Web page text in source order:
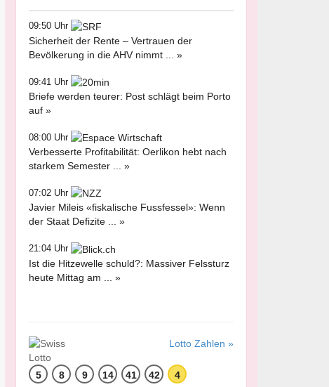
09:50 Uhr
Sicherheit der Rente – Vertrauen der
Bevölkerung in die AHV nimmt ... »
09:41 Uhr
Briefe werden teurer: Post schlägt beim Porto
auf »
08:00 Uhr
Verbesserte Profitabilität: Oerlikon hebt nach
starkem Semester ... »
07:02 Uhr
Javier Mileis «fiskalische Fussfessel»: Wenn
der Staat Defizite ... »
21:04 Uhr
Ist die Hitzewelle schuld?: Massiver Felssturz
heute Mittag am ... »
Lotto Zahlen »
5 8 9 14 41 42 4